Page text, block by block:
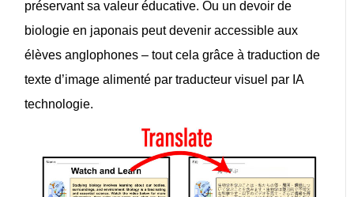
préservant sa valeur éducative. Ou un devoir de
biologie en japonais peut devenir accessible aux
élèves anglophones – tout cela grâce àtraduction de
texte d’image alimenté partraducteur visuel par IA
technologie.